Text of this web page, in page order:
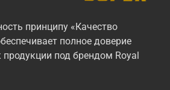
принципу «Качество
полное доверие
под брендом Royal